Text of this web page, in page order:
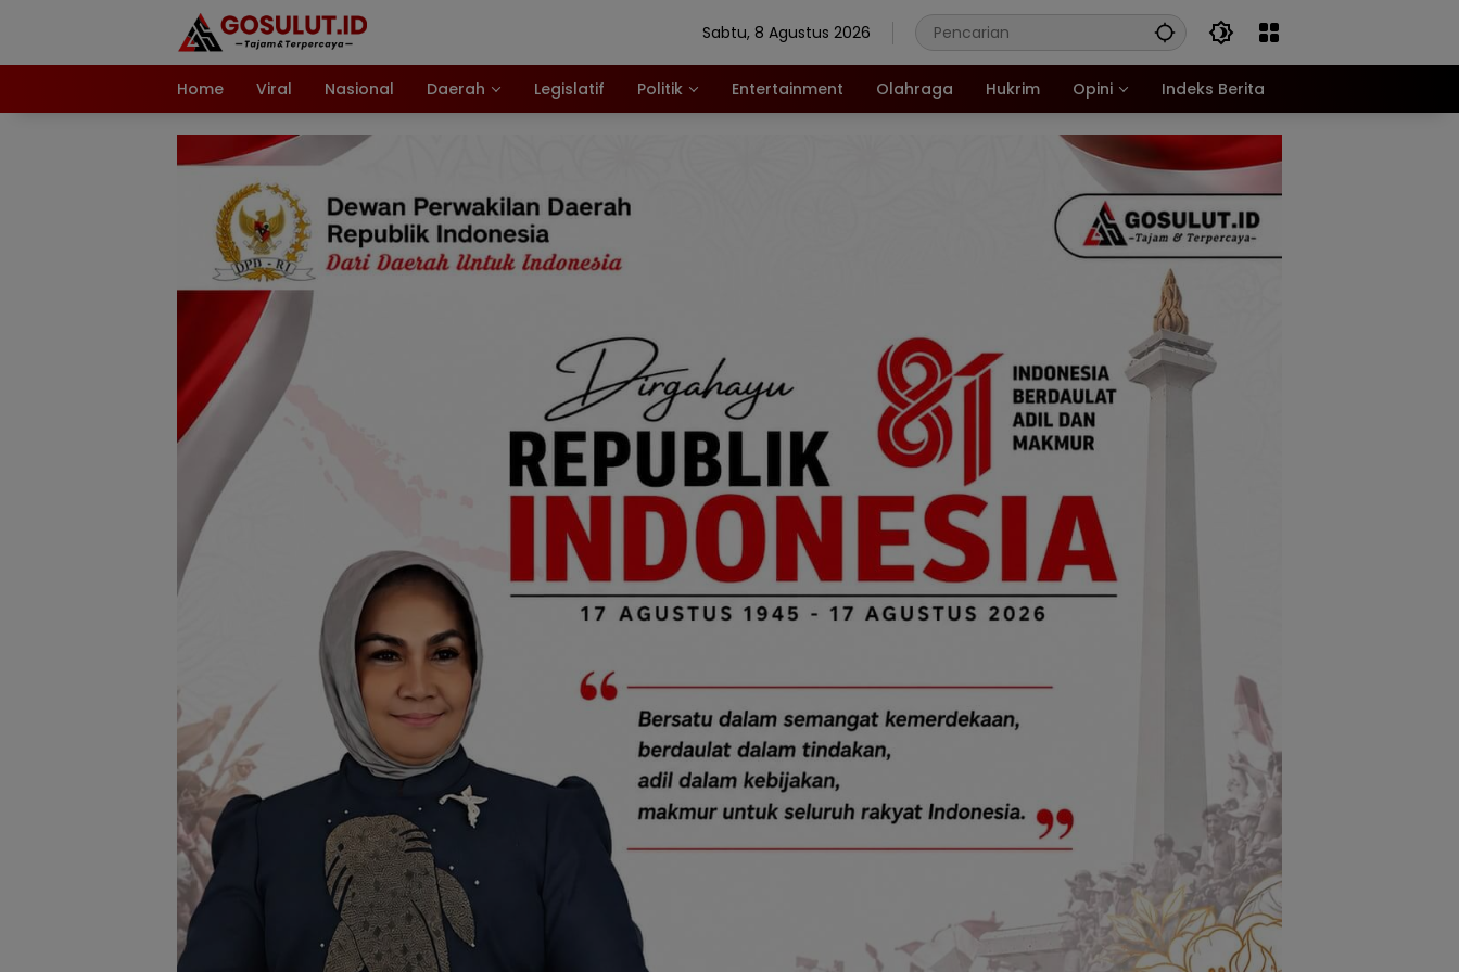
Sabtu, 8 Agustus 2026
Home Viral Nasional Daerah Legislatif Politik Entertainment Olahraga Hukrim Opini Indeks Berita